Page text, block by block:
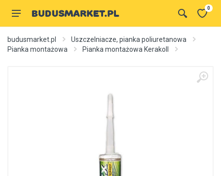
0
budusmarket.pl
Uszczelniacze, pianka poliuretanowa
Pianka montażowa
Pianka montażowa Kerakoll